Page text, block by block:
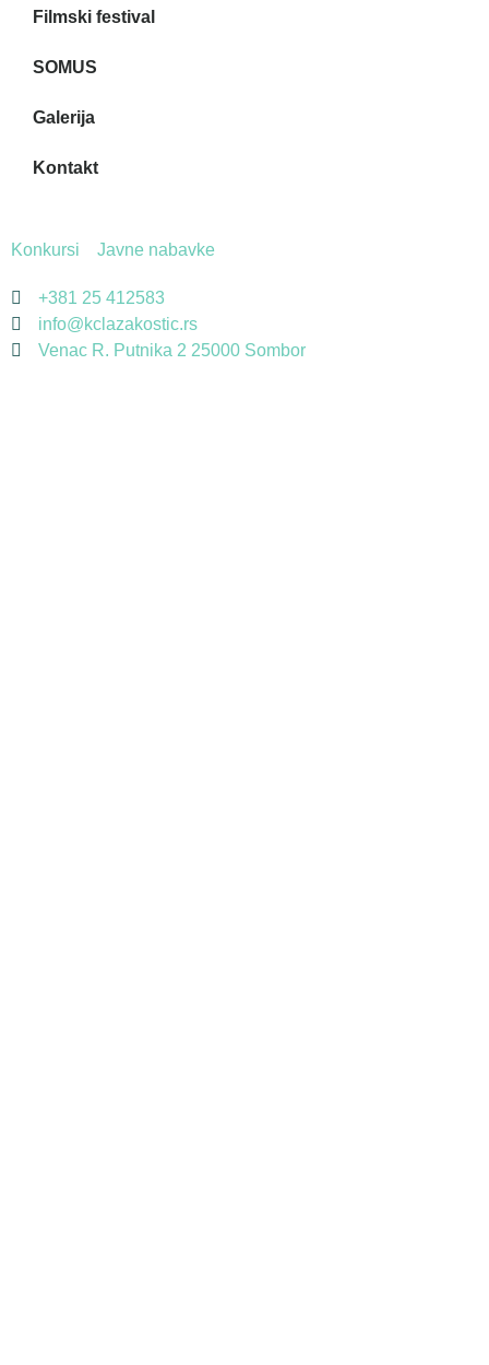
Filmski festival
SOMUS
Galerija
Kontakt
Konkursi Javne nabavke
+381 25 412583
info@kclazakostic.rs
Venac R. Putnika 2 25000 Sombor